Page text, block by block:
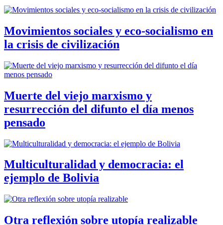
Movimientos sociales y eco-socialismo en
la crisis de civilización
Muerte del viejo marxismo y
resurrección del difunto el día menos
pensado
Multiculturalidad y democracia: el
ejemplo de Bolivia
Otra reflexión sobre utopía realizable